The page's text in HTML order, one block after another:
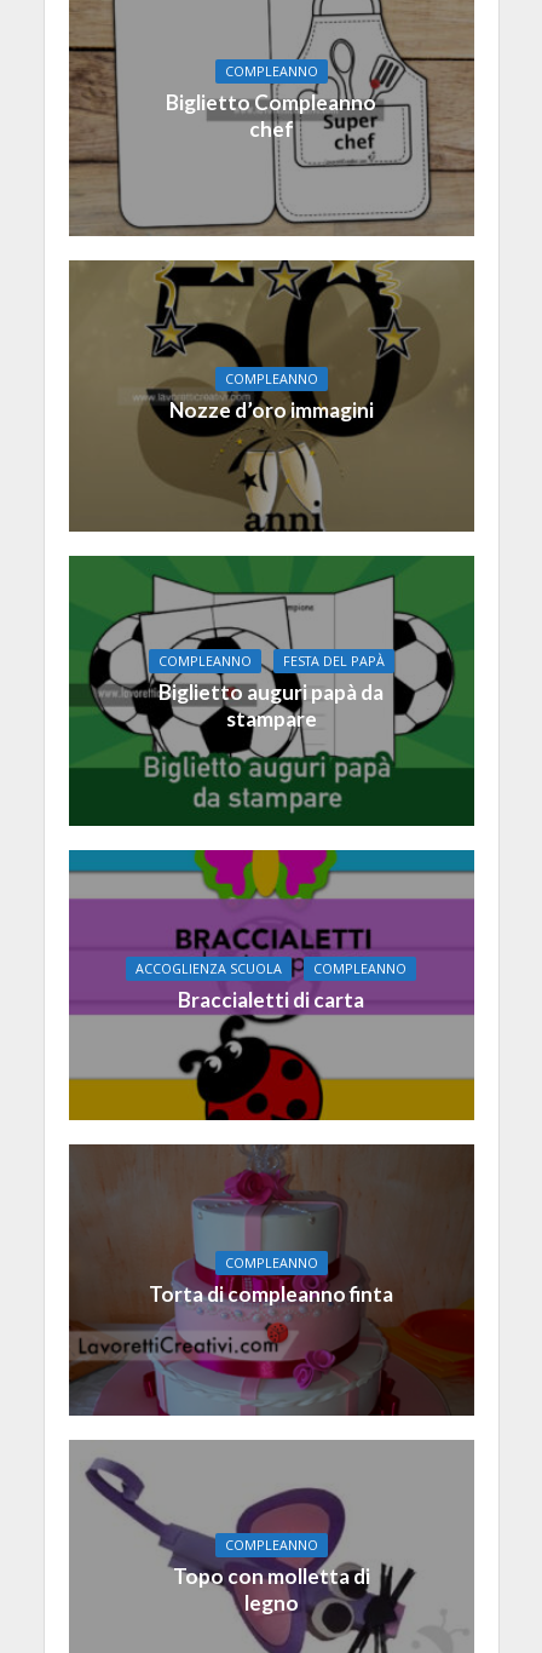
COMPLEANNO
Biglietto Compleanno
chef
COMPLEANNO
Nozze d’oro immagini
COMPLEANNO FESTA DEL PAPÀ
Biglietto auguri papà da
stampare
ACCOGLIENZA SCUOLA COMPLEANNO
Braccialetti di carta
COMPLEANNO
Torta di compleanno finta
COMPLEANNO
Topo con molletta di
legno